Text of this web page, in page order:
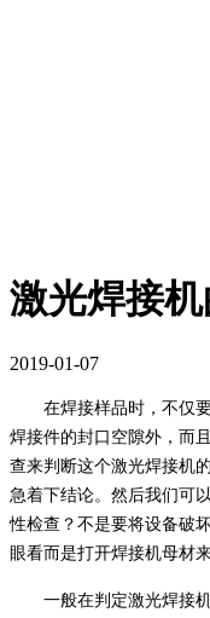
激光焊接
2019-01-07
在焊接样品时，不仅要
焊接件的封口空隙外，而
查来判断这个激光焊接机
急着下结论。然后我们可
性检查？不是要将设备破
眼看而是打开焊接机母材
一般在判定激光焊接机